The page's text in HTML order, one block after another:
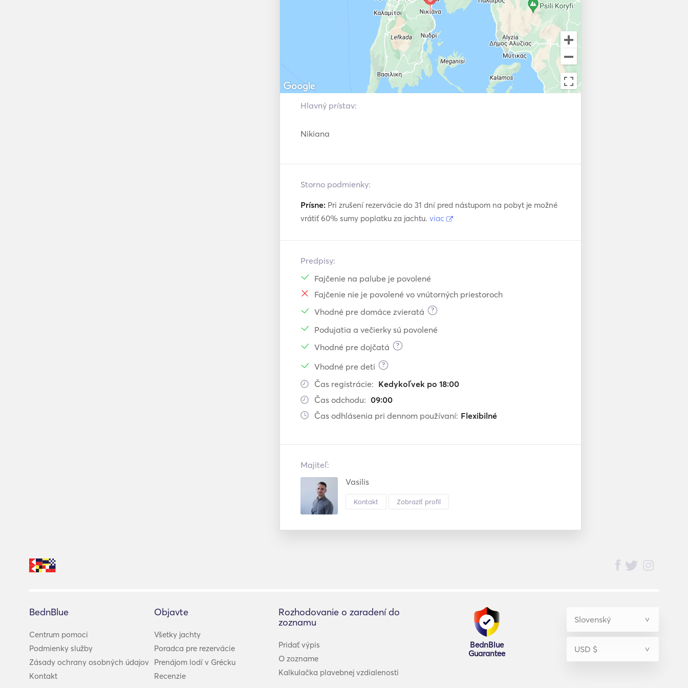
Water toys: Snorkeling equipment
Hlavný prístav:
Nikiana
Storno podmienky:
Prísne: Pri zrušení rezervácie do 31 dní pred nástupom na pobyt je možné
vrátiť 60% sumy poplatku za jachtu. viac
Predpisy:
Fajčenie na palube je povolené
Fajčenie nie je povolené vo vnútorných priestoroch
Vhodné pre domáce zvieratá
?
Podujatia a večierky sú povolené
Vhodné pre dojčatá
?
Vhodné pre deti ?
Čas registrácie: Kedykoľvek po 18:00
Čas odchodu: 09:00
Čas odhlásenia pri dennom používaní: Flexibilné
Majiteľ:
Vasilis
Kontakt Zobraziť profil
BednBlue
Centrum pomoci
Podmienky služby
Zásady ochrany osobných údajov
Kontakt
Objavte
Všetky jachty
Poradca pre rezervácie
Prenájom lodí v Grécku
Recenzie
Rozhodovanie o zaradení do
zoznamu
Pridať výpis
O zozname
Kalkulačka plavebnej vzdialenosti
BednBlue
Guarantee